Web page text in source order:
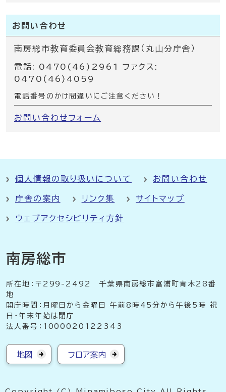
お問い合わせ
南房総市教育委員会教育総務課（丸山分庁舎）
電話: 0470(46)2961 ファクス:
0470(46)4059
電話番号のかけ間違いにご注意ください！
お問い合わせフォーム
個人情報の取り扱いについて お問い合わせ
庁舎の案内 リンク集 サイトマップ
ウェブアクセシビリティ方針
南房総市
所在地：〒299-2492 千葉県南房総市富浦町青木28番
地
開庁時間：月曜日から金曜日 午前8時45分から午後5時 祝
日・年末年始は閉庁
法人番号：1000020122343
地図 フロア案内